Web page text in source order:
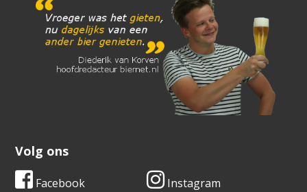
Volg ons
Facebook Instagram